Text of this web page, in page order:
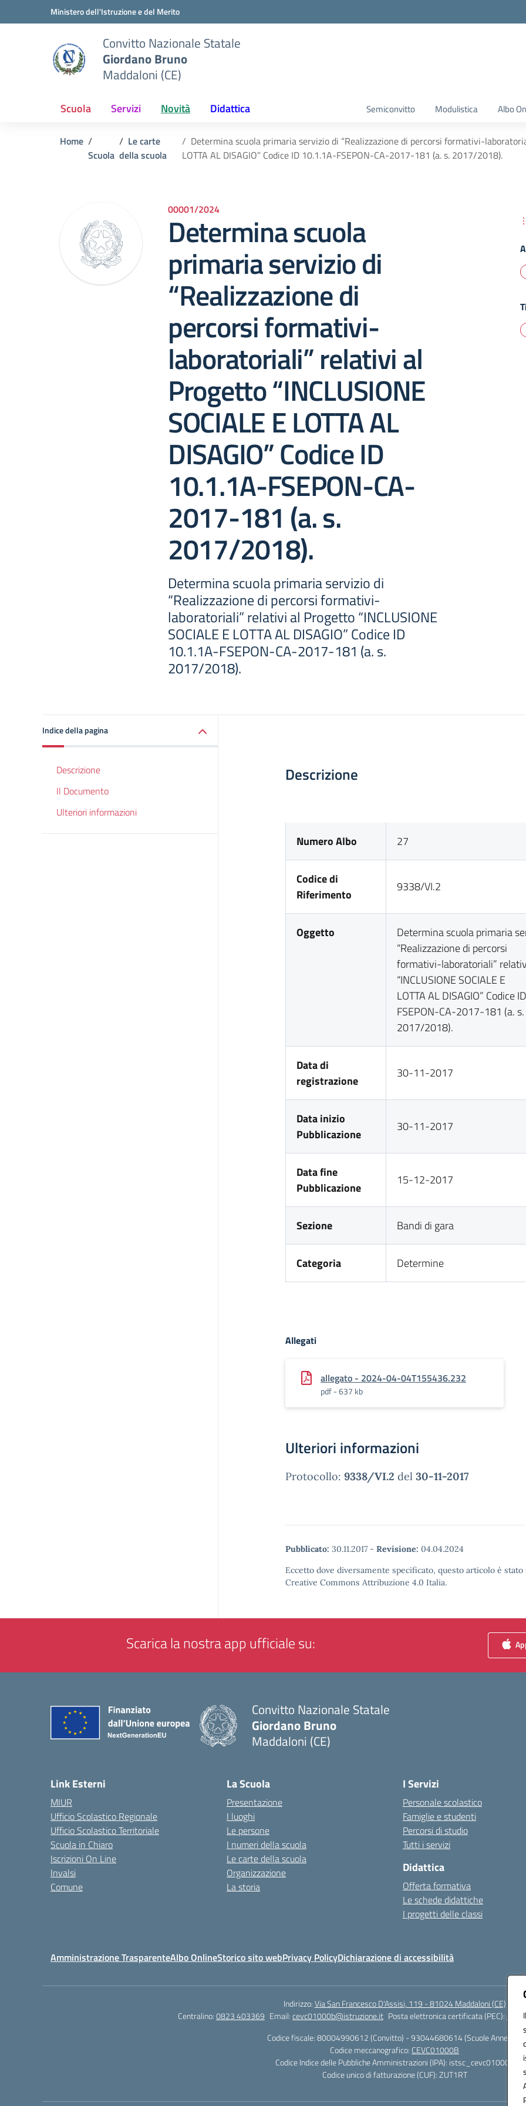
Vai ai contenuti
Vai al menu di navigazioneMinistero dell'Istruzione e del Merito
Convitto Nazionale Statale
Giordano Bruno
Maddaloni (CE)
Scuola Servizi Novità Didattica Semiconvitto Modulistica Albo
Home
Scuola
Le carte
della scuola
Determina scuola primaria servizio di “Realizzazione di percorsi formativi-
LOTTA AL DISAGIO” Codice ID 10.1.1A-FSEPON-CA-2017-181 (a. s. 2017/2018).
00001/2024
Determina scuola
primaria servizio di
“Realizzazione di
percorsi formativi-
laboratoriali” relativi al
Progetto “INCLUSIONE
SOCIALE E LOTTA AL
DISAGIO” Codice ID
10.1.1A-FSEPON-CA-
2017-181 (a. s.
2017/2018).
Determina scuola primaria servizio di
“Realizzazione di percorsi formativi-
laboratoriali” relativi al Progetto “INCLUSIONE
SOCIALE E LOTTA AL DISAGIO” Codice ID
10.1.1A-FSEPON-CA-2017-181 (a. s.
2017/2018).
Indice della pagina
Descrizione
Il Documento
Ulteriori informazioni
Descrizione
Numero Albo 27
Codice di
Riferimento
9338/VI.2
Oggetto
Determina scuola primaria
“Realizzazione di percorsi
formativi-laboratoriali”
“INCLUSIONE SOCIALE E
LOTTA AL DISAGIO” Codice
FSEPON-CA-2017-181 (a. s.
2017/2018).
Data di
registrazione
30-11-2017
Data inizio
Pubblicazione
30-11-2017
Data fine
Pubblicazione
15-12-2017
Sezione Bandi di gara
Categoria Determine
Allegati
allegato - 2024-04-04T155436.232
pdf - 637 kb
Ulteriori informazioni
Protocollo: 9338/VI.2 del 30-11-2017
Pubblicato: 30.11.2017 - Revisione: 04.04.2024
Eccetto dove diversamente specificato, questo articolo è
Creative Commons Attribuzione 4.0 Italia.
Scarica la nostra app ufficiale su:
Convitto Nazionale Statale
Giordano Bruno
Maddaloni (CE)
Link Esterni
MIUR
Ufficio Scolastico Regionale
Ufficio Scolastico Territoriale
Scuola in Chiaro
Iscrizioni On Line
Invalsi
Comune
La Scuola
Presentazione
I luoghi
Le persone
I numeri della scuola
Le carte della scuola
Organizzazione
La storia
I Servizi
Personale scolastico
Famiglie e studenti
Percorsi di studio
Tutti i servizi
Didattica
Offerta formativa
Le schede didattiche
I progetti delle classi
Amministrazione TrasparenteAlbo OnlineStorico sito webPrivacy PolicyDichiarazione di accessibilità
Indirizzo:Via San Francesco D'Assisi, 119 - 81024 Maddaloni (CE)
Centralino:0823 403369 Email:cevc01000b@istruzione.it Posta elettronica certificata (PEC):
Codice fiscale: 80004990612 (Convitto) - 93044680614 (Scuole Annesse)
Codice meccanografico: CEVC01000B
Codice Indice delle Pubbliche Amministrazioni (IPA): istsc_cevc01000b
Codice unico di fatturazione (CUF): ZUT1RT